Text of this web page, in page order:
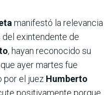
manifestó la relevancia
exintendente de
, hayan reconocido su
que ayer martes fue
por el juez Humberto
positivamente porque